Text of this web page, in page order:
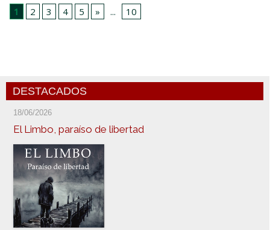
1
2 3 4 5 » ... 10
DESTACADOS
18/06/2026
El Limbo, paraíso de libertad